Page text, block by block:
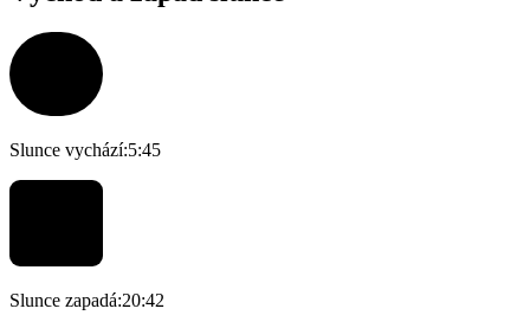
Slunce vychází:5:45
Slunce zapadá:20:42